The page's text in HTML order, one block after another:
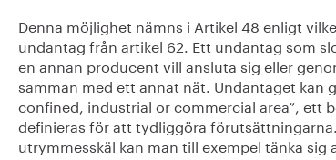
Denna möjlighet nämns i Artikel 48 enligt
undantag från artikel 62. Ett undantag som
en annan producent vill ansluta sig eller
samman med ett annat nät. Undantaget kan
confined, industrial or commercial area”, ett
definieras för att tydliggöra
utrymmesskäl kan man till exempel tänka